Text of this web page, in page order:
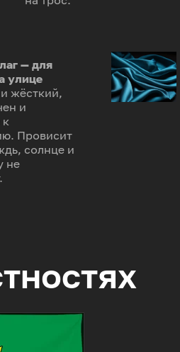
— для
улице
жёсткий,
и
к
Провисит
солнце и
не